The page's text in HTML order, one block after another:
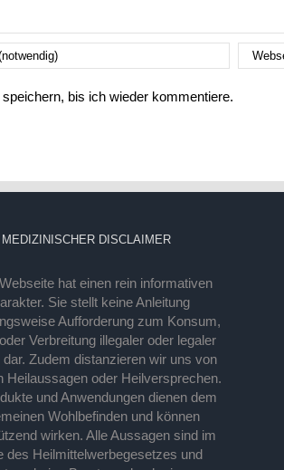
bis ich wieder kommentiere.
MEDIZINISCHER DISCLAIMER
hat einen rein informativen
Sie stellt keine Anleitung
Aufforderung zum Konsum,
Verbreitung illegaler oder legaler
dar. Zudem distanzieren wir uns von
Heilaussagen oder Heilversprechen.
und Anwendungen dienen dem
Wohlbefinden und können
wirken. Alle Aussagen sind im
des Heilmittelwerbegesetzes und